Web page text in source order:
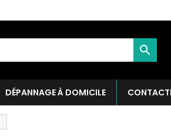

DÉPANNAGE À DOMICILE